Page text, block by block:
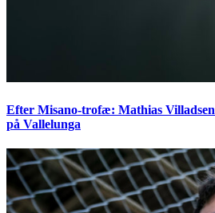
Efter Misano-trofæ: Mathias
på Vallelunga